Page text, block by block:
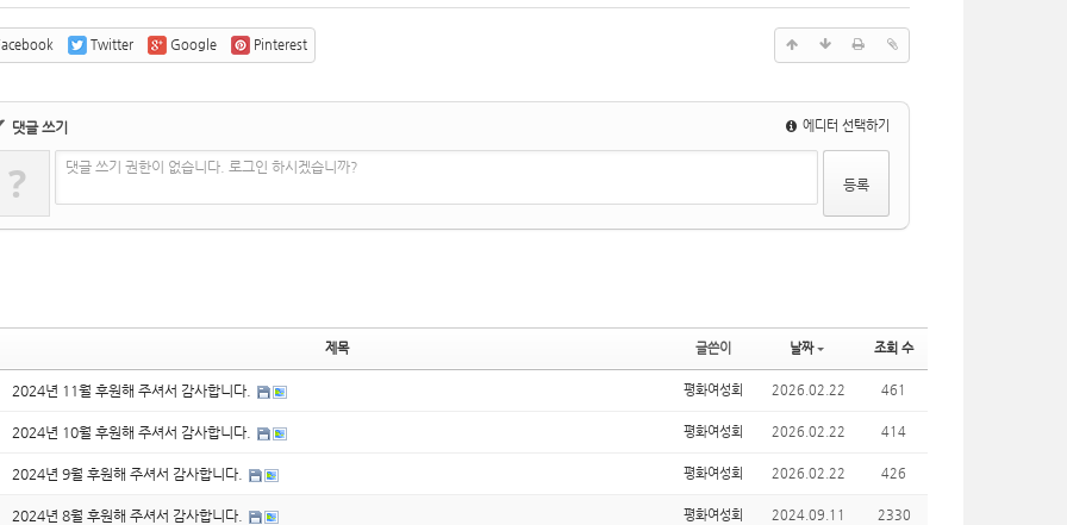
Twitter Google Pinterest
댓글 쓰기 에디터 선택하기
? 댓글 쓰기 권한이 없습니다. 로그인 하시겠습니까?
제목 글쓴이 날짜 조회 수
2024년 11월 후원해 주셔서 감사합니다. 평화여성회 2026.02.22 461
2024년 10월 후원해 주셔서 감사합니다. 평화여성회 2026.02.22 414
2024년 9월 후원해 주셔서 감사합니다. 평화여성회 2026.02.22 426
2024년 8월 후원해 주셔서 감사합니다. 평화여성회 2024.09.11 2330